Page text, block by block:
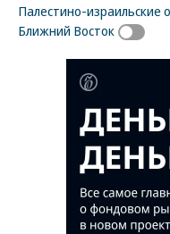
Палестино-израильские
Ближний Восток